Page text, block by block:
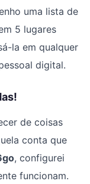
uma lista de
5 lugares
la em qualquer
digital.
de coisas
conta que
, configurei
funcionam.